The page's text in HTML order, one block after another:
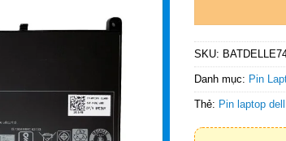
SKU: BATDELL
Danh mục: Pin
Thẻ: Pin laptop dell